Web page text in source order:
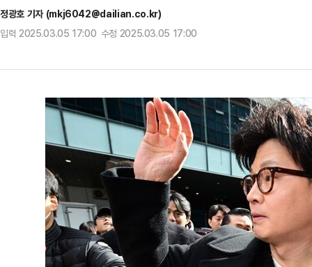
정광호 기자 (mkj6042@dailian.co.kr)
입력 2025.03.05 17:00 수정 2025.03.05 17:00